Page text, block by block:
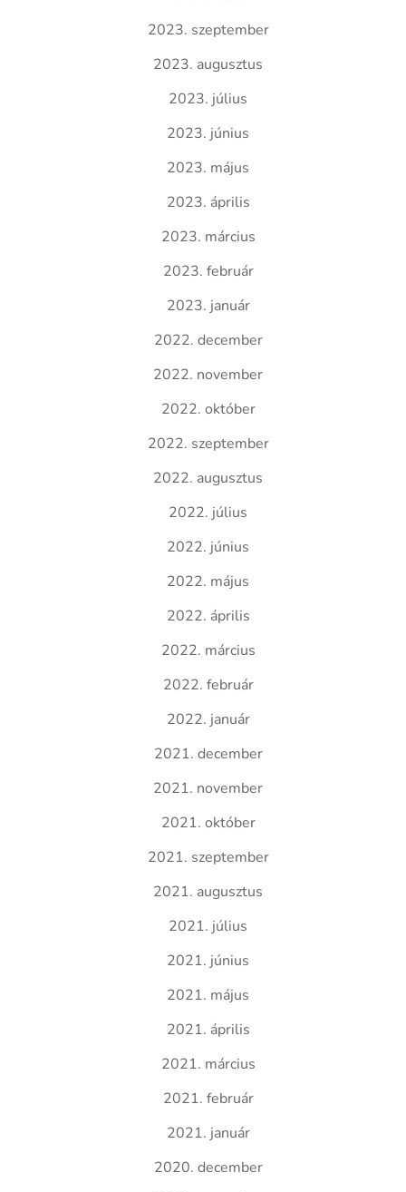
2023. szeptember
2023. augusztus
2023. július
2023. június
2023. május
2023. április
2023. március
2023. február
2023. január
2022. december
2022. november
2022. október
2022. szeptember
2022. augusztus
2022. július
2022. június
2022. május
2022. április
2022. március
2022. február
2022. január
2021. december
2021. november
2021. október
2021. szeptember
2021. augusztus
2021. július
2021. június
2021. május
2021. április
2021. március
2021. február
2021. január
2020. december